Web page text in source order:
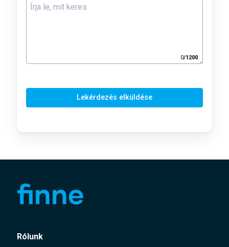
0/1200
Lekérdezés elküldése
Rólunk